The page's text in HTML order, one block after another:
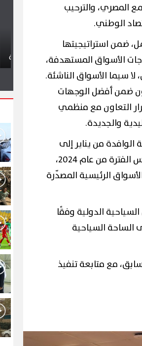
المصري، والترحيب
الوطني.
ضمن استراتيجيتها
الأسواق المستهدفة،
سيما الأسواق الناشئة.
ضمن أفضل الوجهات
التعاون مع منظمي
والجديدة.
الوافدة من يناير إلى
يوليو 2025، والتي سجلت زيادة بنسبة 22% مقارنة بنفس الفترة من عام 2024،
الرئيسية المصدّرة
الدولية وفقًا
الساحة السياحية
مع متابعة تنفيذ
الزائرين يتدفقون على بورسعيد
في عطلة أسبوعية استثنائية